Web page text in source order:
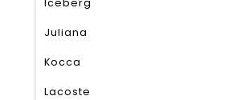
Iceberg
Juliana
Kocca
Lacoste